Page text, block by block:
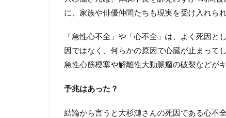
健康
につ
いて
大
漣
経
に、家族や俳優仲間たちも現実を受け入れら
「急性心不全」や「心不全」は、よく死因と
因ではなく、何らかの原因で心臓が止まって
急性心筋梗塞や解離性大動脈瘤の破裂などが
予兆はあった？
結論から言うと大杉漣さんの死因である心不